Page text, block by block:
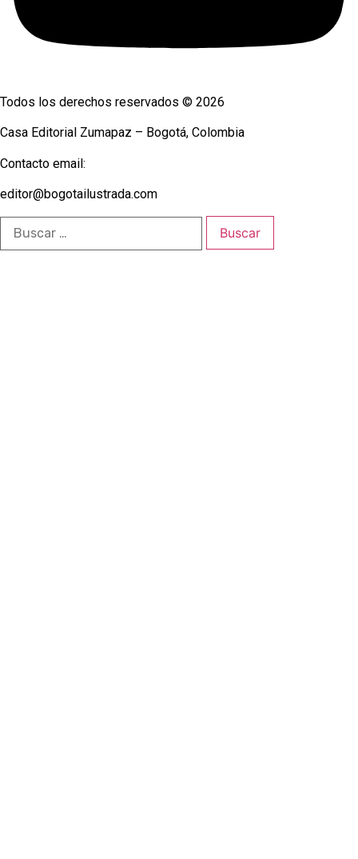
Todos los derechos reservados © 2026
Casa Editorial Zumapaz – Bogotá, Colombia
Contacto email:
editor@bogotailustrada.com
Buscar: